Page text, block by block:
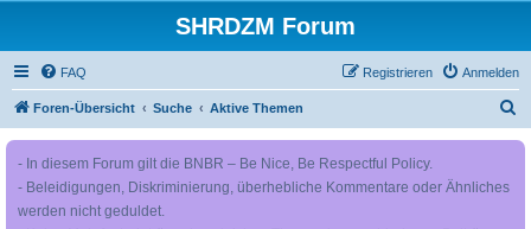
SHRDZM Forum
FAQ Anmelden
Registrieren
Foren-Übersicht Suche Aktive Themen
- In diesem Forum gilt die BNBR – Be Nice, Be Respectful Policy.
- Beleidigungen, Diskriminierung, überhebliche Kommentare oder Ähnliches
werden nicht geduldet.